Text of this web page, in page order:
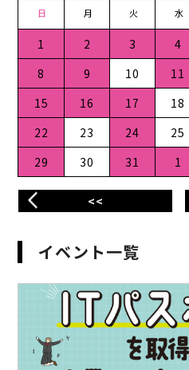
<<
日 月 火 水
1 2 3 4
8
9 10 11
15
16 17 18
22
23 24 25
29
30 31 1
イベント一覧